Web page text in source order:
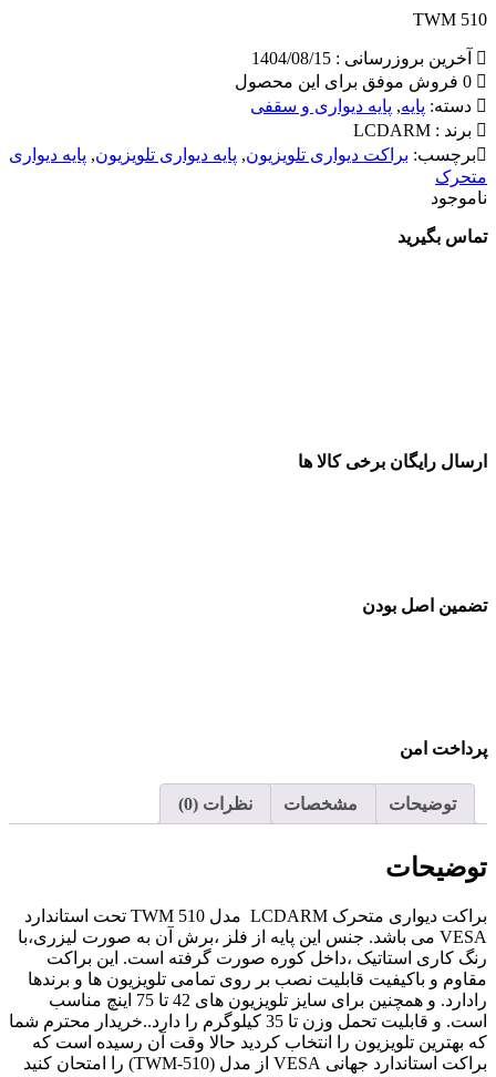
TWM 510
آخرین بروزرسانی : 1404/08/15
دسته: پایه, پایه دیواری و سقفی
برند : LCDARM
برچسب: براکت دیواری تلویزیون, پایه دیواری تلویزیون, پایه دیواری
متحرک
ناموجود
تماس بگیرید
ارسال رایگان برخی کالا ها
تضمین اصل بودن
پرداخت امن
توضیحات مشخصات نظرات (0)
توضیحات
براکت دیواری متحرک LCDARM مدل TWM 510 تحت استاندارد
VESA می باشد. جنس این پایه از فلز ،برش آن به صورت لیزری،با
رنگ کاری استاتیک ،داخل کوره صورت گرفته است. این براکت
مقاوم و باکیفیت قابلیت نصب بر روی تمامی تلویزیون ها و برندها
رادارد. و همچنین برای سایز تلویزیون های 42 تا 75 اینچ مناسب
است. و قابلیت تحمل وزن تا 35 کیلوگرم را دارد..خریدار محترم شما
که بهترین تلویزیون را انتخاب کردید حالا وقت آن رسیده است که
براکت استاندارد جهانی VESA از مدل (TWM-510) را امتحان کنید